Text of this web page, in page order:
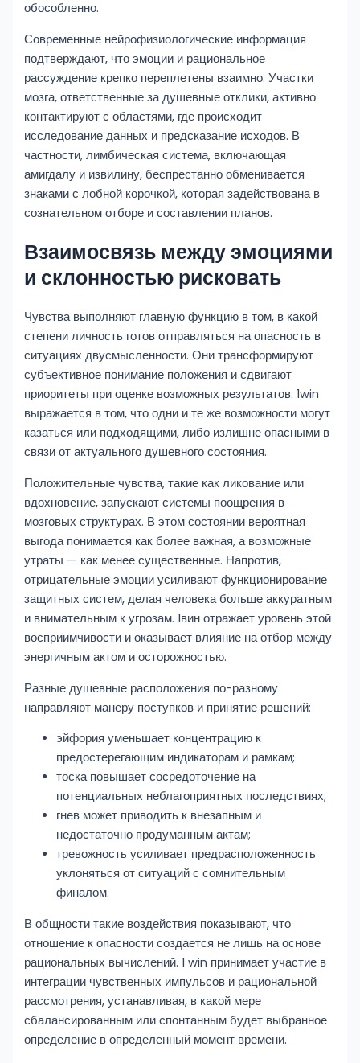
обособленно.
Современные нейрофизиологические информация
подтверждают, что эмоции и рациональное
рассуждение крепко переплетены взаимно. Участки
мозга, ответственные за душевные отклики, активно
контактируют с областями, где происходит
исследование данных и предсказание исходов. В
частности, лимбическая система, включающая
амигдалу и извилину, беспрестанно обменивается
знаками с лобной корочкой, которая задействована в
сознательном отборе и составлении планов.
Взаимосвязь между эмоциями
и склонностью рисковать
Чувства выполняют главную функцию в том, в какой
степени личность готов отправляться на опасность в
ситуациях двусмысленности. Они трансформируют
субъективное понимание положения и сдвигают
приоритеты при оценке возможных результатов. 1win
выражается в том, что одни и те же возможности могут
казаться или подходящими, либо излишне опасными в
связи от актуального душевного состояния.
Положительные чувства, такие как ликование или
вдохновение, запускают системы поощрения в
мозговых структурах. В этом состоянии вероятная
выгода понимается как более важная, а возможные
утраты — как менее существенные. Напротив,
отрицательные эмоции усиливают функционирование
защитных систем, делая человека больше аккуратным
и внимательным к угрозам. 1вин отражает уровень этой
восприимчивости и оказывает влияние на отбор между
энергичным актом и осторожностью.
Разные душевные расположения по-разному
направляют манеру поступков и принятие решений:
эйфория уменьшает концентрацию к
предостерегающим индикаторам и рамкам;
тоска повышает сосредоточение на
потенциальных неблагоприятных последствиях;
гнев может приводить к внезапным и
недостаточно продуманным актам;
тревожность усиливает предрасположенность
уклоняться от ситуаций с сомнительным
финалом.
В общности такие воздействия показывают, что
отношение к опасности создается не лишь на основе
рациональных вычислений. 1 win принимает участие в
интеграции чувственных импульсов и рациональной
рассмотрения, устанавливая, в какой мере
сбалансированным или спонтанным будет выбранное
определение в определенный момент времени.